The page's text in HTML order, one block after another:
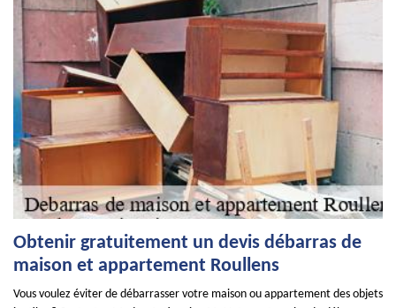
Obtenir gratuitement un devis débarras de
maison et appartement Roullens
Vous voulez éviter de débarrasser votre maison ou appartement des objets